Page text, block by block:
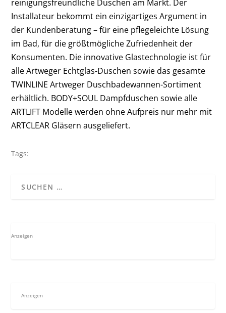
reinigungsfreundliche Duschen am Markt. Der
Installateur bekommt ein einzigartiges Argument in
der Kundenberatung – für eine pflegeleichte Lösung
im Bad, für die größtmögliche Zufriedenheit der
Konsumenten. Die innovative Glastechnologie ist für
alle Artweger Echtglas-Duschen sowie das gesamte
TWINLINE Artweger Duschbadewannen-Sortiment
erhältlich. BODY+SOUL Dampfduschen sowie alle
ARTLIFT Modelle werden ohne Aufpreis nur mehr mit
ARTCLEAR Gläsern ausgeliefert.
Tags:
Anzeigen
Anzeigen